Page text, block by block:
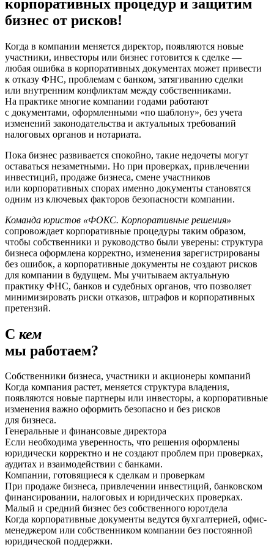
корпоративных процедур и защитим
бизнес от рисков!
Когда в компании меняется директор, появляются новые
участники, инвесторы или бизнес готовится к сделке —
любая ошибка в корпоративных документах может привести
к отказу ФНС, проблемам с банком, затягиванию сделки
или внутренним конфликтам между собственниками.
На практике многие компании годами работают
с документами, оформленными «по шаблону», без учета
изменений законодательства и актуальных требований
налоговых органов и нотариата.
Пока бизнес развивается спокойно, такие недочеты могут
оставаться незаметными. Но при проверках, привлечении
инвестиций, продаже бизнеса, смене участников
или корпоративных спорах именно документы становятся
одним из ключевых факторов безопасности компании.
Команда юристов «ФОКС. Корпоративные решения»
сопровождает корпоративные процедуры таким образом,
чтобы собственники и руководство были уверены: структура
бизнеса оформлена корректно, изменения зарегистрированы
без ошибок, а корпоративные документы не создают рисков
для компании в будущем. Мы учитываем актуальную
практику ФНС, банков и судебных органов, что позволяет
минимизировать риски отказов, штрафов и корпоративных
претензий.
С кем
мы работаем?
Собственники бизнеса, участники и акционеры компаний
Когда компания растет, меняется структура владения,
появляются новые партнеры или инвесторы, а корпоративные
изменения важно оформить безопасно и без рисков
для бизнеса.
Генеральные и финансовые директора
Если необходима уверенность, что решения оформлены
юридически корректно и не создают проблем при проверках,
аудитах и взаимодействии с банками.
Компании, готовящиеся к сделкам и проверкам
При продаже бизнеса, привлечении инвестиций, банковском
финансировании, налоговых и юридических проверках.
Малый и средний бизнес без собственного юротдела
Когда корпоративные документы ведутся бухгалтерией, офис-
менеджером или собственником компании без постоянной
юридической поддержки.